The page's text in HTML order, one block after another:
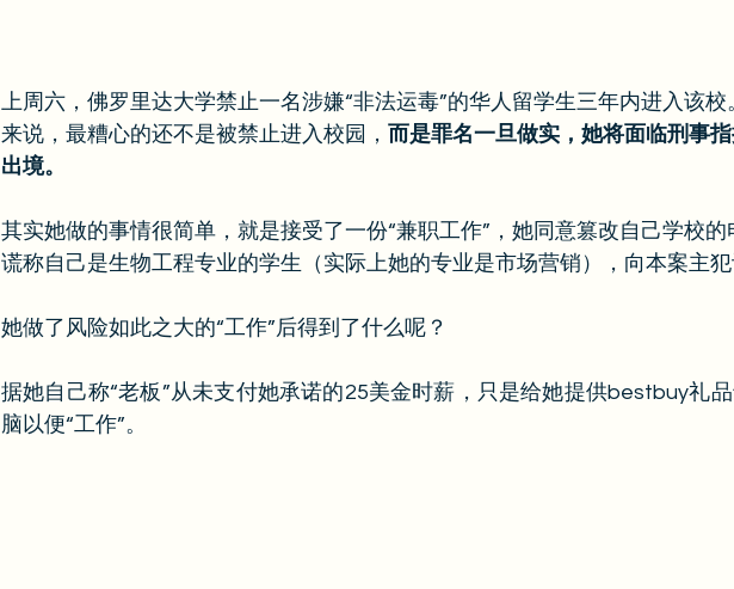
上周六，佛罗里达大学禁止一名涉嫌“非法运毒”的华人留学生三年内进入该校
来说，最糟心的还不是被禁止进入校园， 而是罪名一旦做实，她将面临刑事
出境。
其实她做的事情很简单，就是接受了一份“兼职工作”，她同意篡改自己学校的
谎称自己是生物工程专业的学生（实际上她的专业是市场营销），向本案主犯
她做了风险如此之大的“工作”后得到了什么呢？
据她自己称“老板”从未支付她承诺的25美金时薪，只是给她提供bestbuy礼
脑以便“工作”。